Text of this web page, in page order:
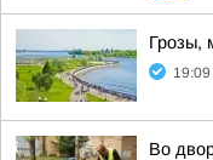
Грозы,
19:09
Во